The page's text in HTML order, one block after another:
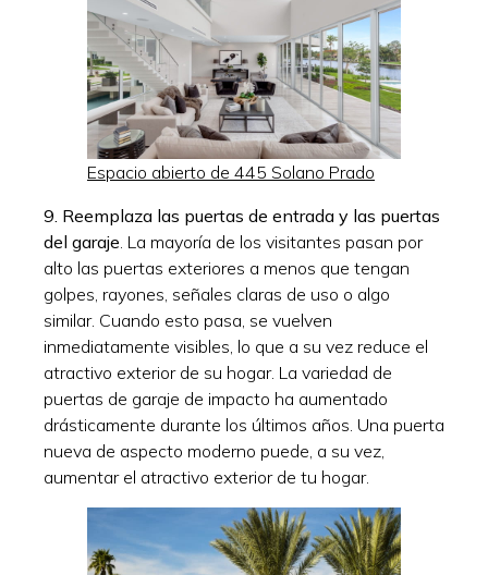
Espacio abierto de 445 Solano Prado
9. Reemplaza las puertas de entrada y las puertas
del garaje . La mayoría de los visitantes pasan por
alto las puertas exteriores a menos que tengan
golpes, rayones, señales claras de uso o algo
similar. Cuando esto pasa, se vuelven
inmediatamente visibles, lo que a su vez reduce el
atractivo exterior de su hogar. La variedad de
puertas de garaje de impacto ha aumentado
drásticamente durante los últimos años. Una puerta
nueva de aspecto moderno puede, a su vez,
aumentar el atractivo exterior de tu hogar.